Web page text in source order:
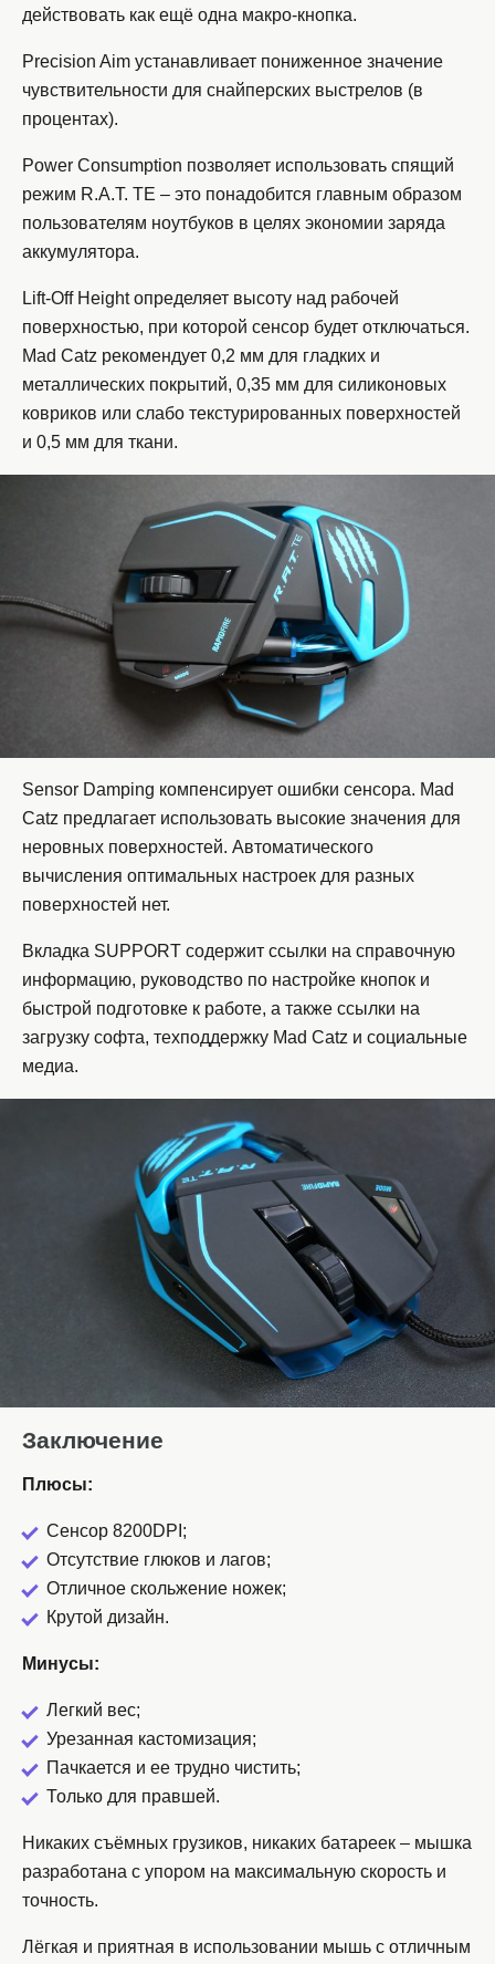
действовать как ещё одна макро-кнопка.
Precision Aim устанавливает пониженное значение
чувствительности для снайперских выстрелов (в
процентах).
Power Consumption позволяет использовать спящий
режим R.A.T. TE – это понадобится главным образом
пользователям ноутбуков в целях экономии заряда
аккумулятора.
Lift-Off Height определяет высоту над рабочей
поверхностью, при которой сенсор будет отключаться.
Mad Catz рекомендует 0,2 мм для гладких и
металлических покрытий, 0,35 мм для силиконовых
ковриков или слабо текстурированных поверхностей
и 0,5 мм для ткани.
Sensor Damping компенсирует ошибки сенсора. Mad
Catz предлагает использовать высокие значения для
неровных поверхностей. Автоматического
вычисления оптимальных настроек для разных
поверхностей нет.
Вкладка SUPPORT содержит ссылки на справочную
информацию, руководство по настройке кнопок и
быстрой подготовке к работе, а также ссылки на
загрузку софта, техподдержку Mad Catz и социальные
медиа.
Заключение
Плюсы:
Сенсор 8200DPI;
Отсутствие глюков и лагов;
Отличное скольжение ножек;
Крутой дизайн.
Минусы:
Легкий вес;
Урезанная кастомизация;
Пачкается и ее трудно чистить;
Только для правшей.
Никаких съёмных грузиков, никаких батареек – мышка
разработана с упором на максимальную скорость и
точность.
Лёгкая и приятная в использовании мышь с отличным